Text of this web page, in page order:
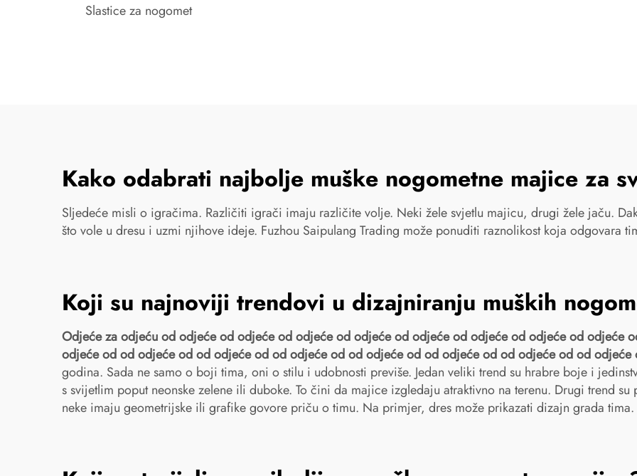
Slastice za nogomet
Kako odabrati najbolje muške nogometne majice za
Sljedeće misli o igračima. Različiti igrači imaju različite volje. Neki žele svjetlu majicu, drugi žele jaču.
što vole u dresu i uzmi njihove ideje. Fuzhou Saipulang Trading može ponuditi raznolikost koja odgovara
Koji su najnoviji trendovi u dizajniranju muških
Odjeće za odjeću od odjeće od odjeće od odjeće od odjeće od odjeće od odjeće od odjeće od odjeće
odjeće od od odjeće od od odjeće od od odjeće od od odjeće od od odjeće od od odjeće od od odjeće
godina. Sada ne samo o boji tima, oni o stilu i udobnosti previše. Jedan veliki trend su hrabre boje i
s svijetlim poput neonske zelene ili duboke. To čini da majice izgledaju atraktivno na terenu. Drugi trend
neke imaju geometrijske ili grafike govore priču o timu. Na primjer, dres može prikazati dizajn grada tima.